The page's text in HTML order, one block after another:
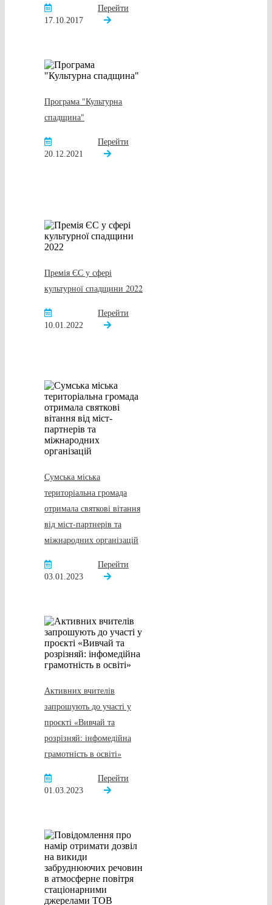
17.10.2017
Перейти
Програма "Культурна
спадщина"
20.12.2021
Перейти
Премія ЄС у сфері
культурної спадщини 2022
10.01.2022
Перейти
Сумська міська
територіальна громада
отримала святкові вітання
від міст-партнерів та
міжнародних організацій
03.01.2023
Перейти
Активних вчителів
запрошують до участі у
проєкті «Вивчай та
розрізняй: інфомедійна
грамотність в освіті»
01.03.2023
Перейти